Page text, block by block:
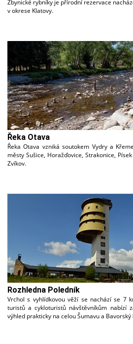
Zbynické rybníky je přírodní rezervace
v okrese Klatovy.
Řeka Otava
Řeka Otava vzniká soutokem Vydry a
městy Sušice, Horažďovice, Strakonice,
Zvíkov.
Rozhledna Poledník
Vrchol s vyhlídkovou věží se nachází se 7
turistů a cykloturistů návštěvníkům nabízí
výhled prakticky na celou Šumavu a Bavorský